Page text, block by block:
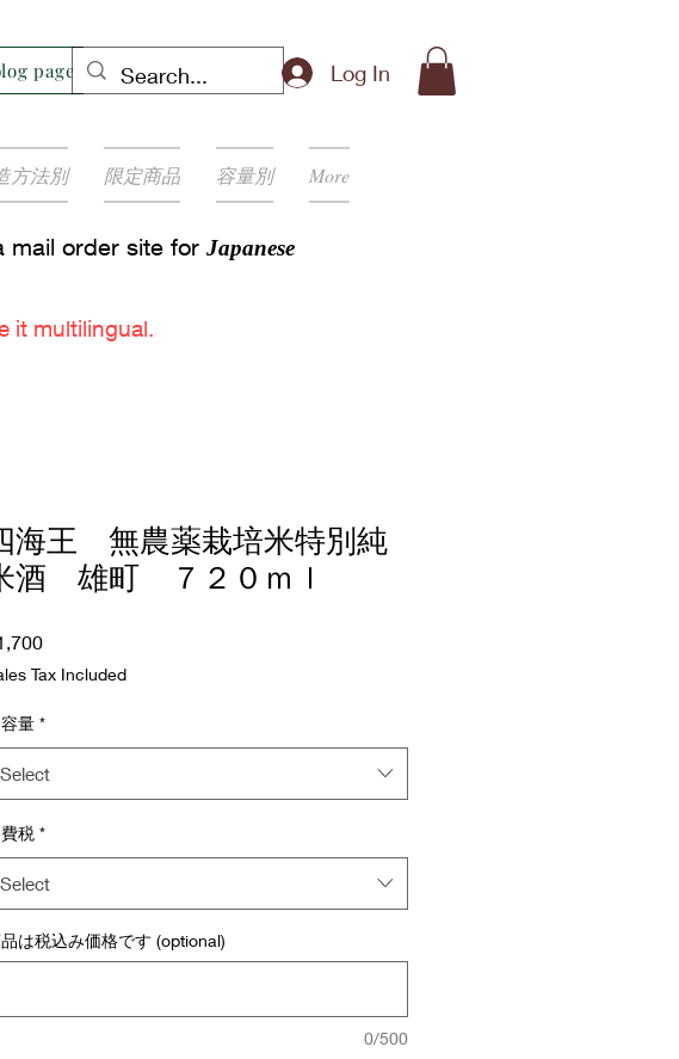
page Log In
方法別 限定商品 容量別 More
mail order site for Japanese
it multilingual.
海王 無農薬栽培米特別純
酒 雄町 ７２０ｍｌ
Price
Tax Included
量 *
Select
税 *
Select
は税込み価格です (optional)
0/500